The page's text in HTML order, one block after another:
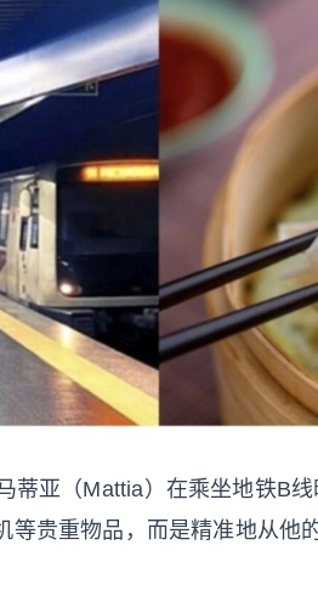
蒂亚（Mattia）在乘坐地铁B
等贵重物品，而是精准地从他